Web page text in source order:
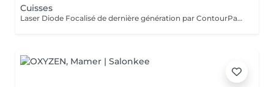
Cuisses
Laser Diode Focalisé de dernière génération par ContourParis° : ciblez les zones à traiter ventre, cuisses, fesses et bras pour raffermir la peau, réduire le relâchement cutané et gommer la cellulite. Une solution efficace pour une peau plus lisse, tonique et visiblement remodelée. Il est possible qu'il y ait des contre-indications à la réalisation de ce soin. Si vous n'êtes jamais venu, je vous conseille de réserver au préalable un bilan silhouette ou de téléphoner au cabinet.